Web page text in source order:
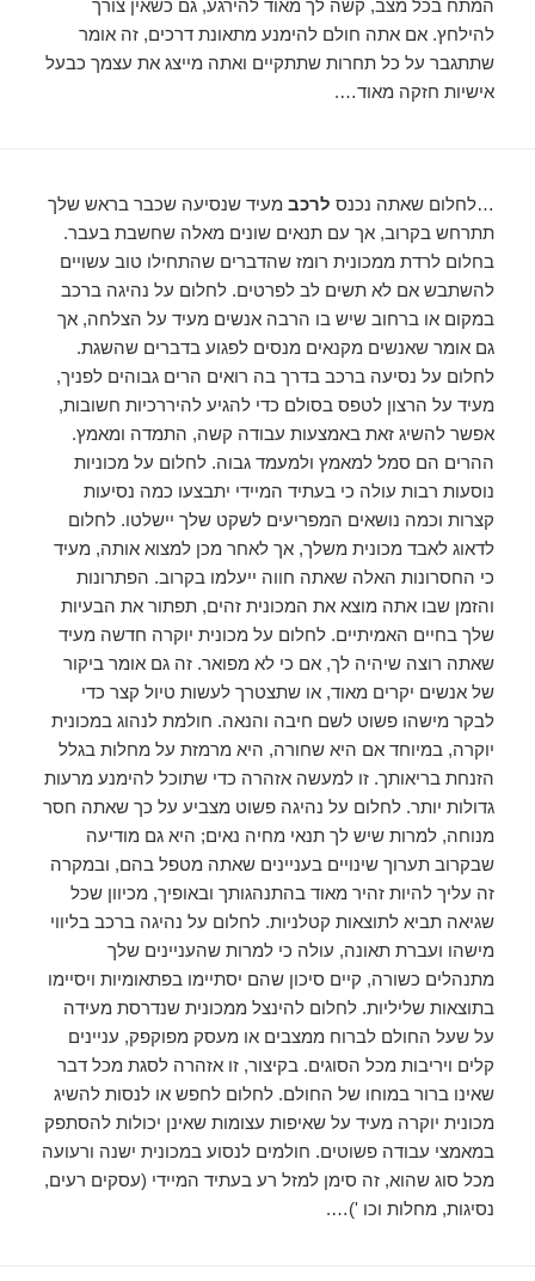
המתח בכל מצב, קשה לך מאוד להירגע, גם כשאין צורך
להילחץ. אם אתה חולם להימנע מתאונת דרכים, זה אומר
שתתגבר על כל תחרות שתתקיים ואתה מייצג את עצמך כבעל
אישיות חזקה מאוד….
…לחלום שאתה נכנס לרכב מעיד שנסיעה שכבר בראש שלך
תתרחש בקרוב, אך עם תנאים שונים מאלה שחשבת בעבר.
בחלום לרדת ממכונית רומז שהדברים שהתחילו טוב עשויים
להשתבש אם לא תשים לב לפרטים. לחלום על נהיגה ברכב
במקום או ברחוב שיש בו הרבה אנשים מעיד על הצלחה, אך
גם אומר שאנשים מקנאים מנסים לפגוע בדברים שהשגת.
לחלום על נסיעה ברכב בדרך בה רואים הרים גבוהים לפניך,
מעיד על הרצון לטפס בסולם כדי להגיע להיררכיות חשובות,
אפשר להשיג זאת באמצעות עבודה קשה, התמדה ומאמץ.
ההרים הם סמל למאמץ ולמעמד גבוה. לחלום על מכוניות
נוסעות רבות עולה כי בעתיד המיידי יתבצעו כמה נסיעות
קצרות וכמה נושאים המפריעים לשקט שלך יישלטו. לחלום
לדאוג לאבד מכונית משלך, אך לאחר מכן למצוא אותה, מעיד
כי החסרונות האלה שאתה חווה ייעלמו בקרוב. הפתרונות
והזמן שבו אתה מוצא את המכונית זהים, תפתור את הבעיות
שלך בחיים האמיתיים. לחלום על מכונית יוקרה חדשה מעיד
שאתה רוצה שיהיה לך, אם כי לא מפואר. זה גם אומר ביקור
של אנשים יקרים מאוד, או שתצטרך לעשות טיול קצר כדי
לבקר מישהו פשוט לשם חיבה והנאה. חולמת לנהוג במכונית
יוקרה, במיוחד אם היא שחורה, היא מרמזת על מחלות בגלל
הזנחת בריאותך. זו למעשה אזהרה כדי שתוכל להימנע מרעות
גדולות יותר. לחלום על נהיגה פשוט מצביע על כך שאתה חסר
מנוחה, למרות שיש לך תנאי מחיה נאים; היא גם מודיעה
שבקרוב תערוך שינויים בעניינים שאתה מטפל בהם, ובמקרה
זה עליך להיות זהיר מאוד בהתנהגותך ובאופיך, מכיוון שכל
שגיאה תביא לתוצאות קטלניות. לחלום על נהיגה ברכב בליווי
מישהו ועברת תאונה, עולה כי למרות שהעניינים שלך
מתנהלים כשורה, קיים סיכון שהם יסתיימו בפתאומיות ויסיימו
בתוצאות שליליות. לחלום להינצל ממכונית שנדרסת מעידה
על שעל החולם לברוח ממצבים או מעסק מפוקפק, עניינים
קלים ויריבות מכל הסוגים. בקיצור, זו אזהרה לסגת מכל דבר
שאינו ברור במוחו של החולם. לחלום לחפש או לנסות להשיג
מכונית יוקרה מעיד על שאיפות עצומות שאינן יכולות להסתפק
במאמצי עבודה פשוטים. חולמים לנסוע במכונית ישנה ורעועה
מכל סוג שהוא, זה סימן למזל רע בעתיד המיידי (עסקים רעים,
נסיגות, מחלות וכו ')….